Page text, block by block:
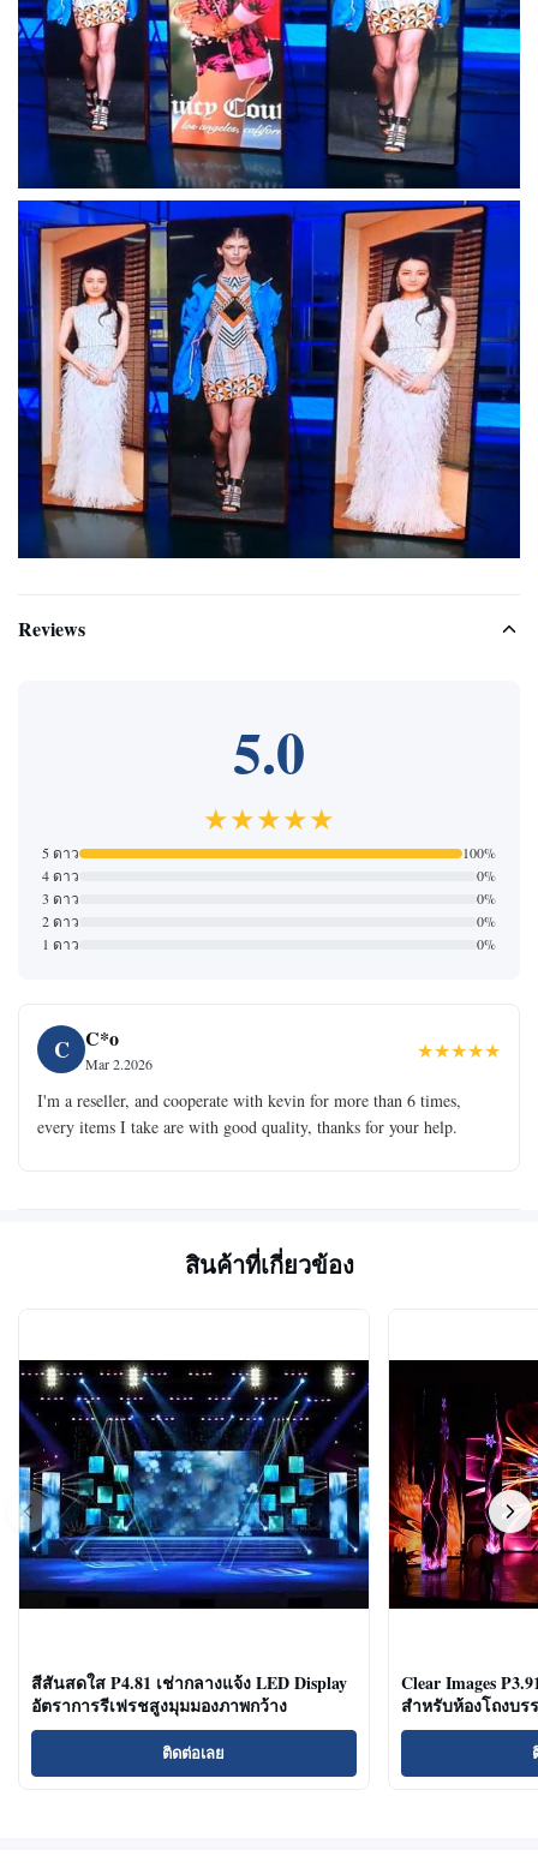
Reviews
5.0
★★★★★
5 ดาว
100%
4 ดาว
0%
3 ดาว
0%
2 ดาว
0%
1 ดาว
0%
C C*o
Mar 2.2026
★★★★★
I'm a reseller, and cooperate with kevin for more than 6 times,
every items I take are with good quality, thanks for your help.
สินค้าที่เกี่ยวข้อง
สีสันสดใส P4.81 เช่ากลางแจ้ง LED Display
อัตราการรีเฟรชสูงมุมมองภาพกว้าง
ติดต่อเลย
Clear Images
สำหรับห้องโถงบร